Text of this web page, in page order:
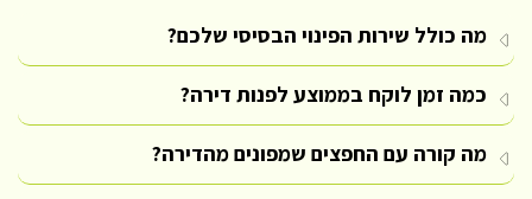
מה כולל שירות הפינוי הבסיסי שלכם?
כמה זמן לוקח בממוצע לפנות דירה?
מה קורה עם החפצים שמפונים מהדירה?